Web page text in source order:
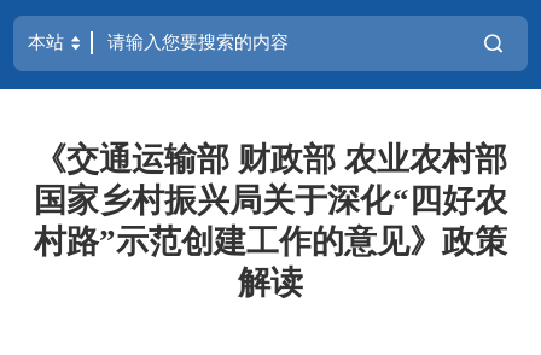
《交通运输部 财政部 农业农村部
国家乡村振兴局关于深化“四好农
村路”示范创建工作的意见》政策
解读